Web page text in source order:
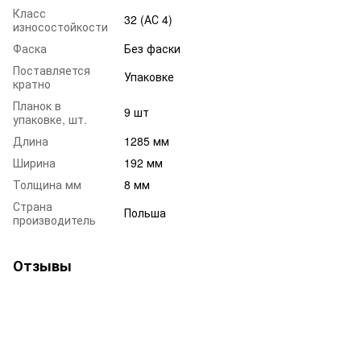
Класс
износостойкости
32 (АС 4)
Фаска
Без фаски
Поставляется
кратно
Упаковке
Планок в
упаковке, шт.
9 шт
Длина
1285 мм
Ширина
192 мм
Толщина мм
8 мм
Страна
производитель
Польша
Отзывы